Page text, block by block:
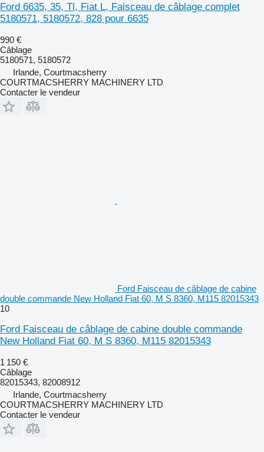
Ford 6635, 35, Tl, Fiat L, Faisceau de câblage complet
5180571, 5180572, 828 pour 6635
990 €
Câblage
5180571, 5180572
Irlande, Courtmacsherry
COURTMACSHERRY MACHINERY LTD
Contacter le vendeur
Ford Faisceau de câblage de cabine
double commande New Holland Fiat 60, M S 8360, M115 82015343
10
Ford Faisceau de câblage de cabine double commande
New Holland Fiat 60, M S 8360, M115 82015343
1 150 €
Câblage
82015343, 82008912
Irlande, Courtmacsherry
COURTMACSHERRY MACHINERY LTD
Contacter le vendeur